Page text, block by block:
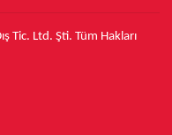
Tic. Ltd. Şti. Tüm Hakları